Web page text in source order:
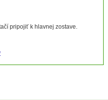
pripojiť k hlavnej zostave.